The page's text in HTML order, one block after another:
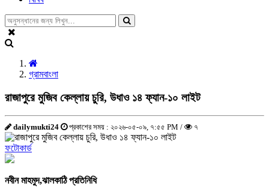
গ্রামবাংলা
রাজাপুরে মুজিব কেল্লায় চুরি, উধাও ১৪ ফ্যান-১০ লাইট
dailymukti24 প্রকাশের সময় : ২০২৬-০৫-০৯, ৭:৫৫ PM / ৭
ফটোকার্ড
নবীন মাহমুদ,ঝালকাঠি প্রতিনিধি